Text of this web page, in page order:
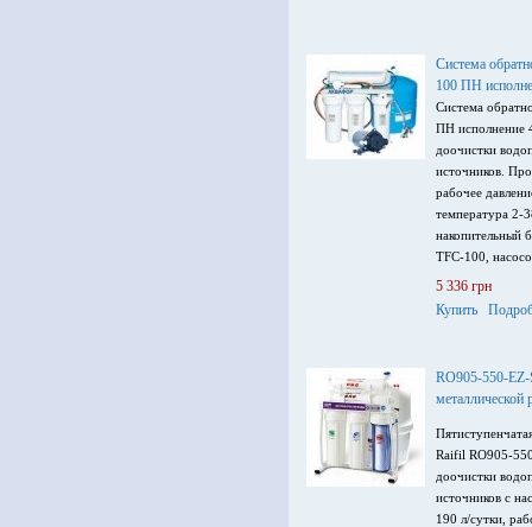
Система
100 ПН
Система
ПН исполнение
доочистки
источников.
рабочее
температура 2-
накопительный
TFC-100,
отдельным
5 336 грн
Купить
RO905-550-
металлической
Raifil RO905-
доочистки
источников с
190 л/сутки,